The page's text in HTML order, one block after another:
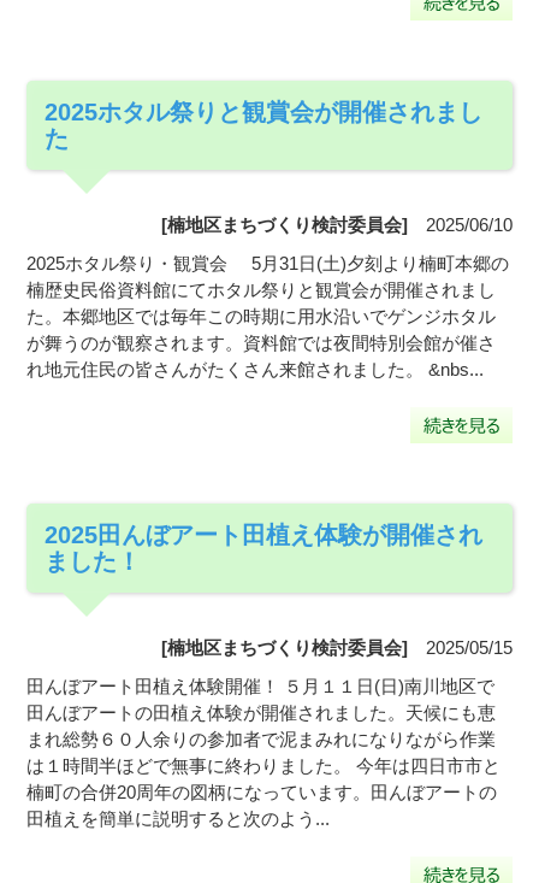
2025ホタル祭りと観賞会が開催されまし
た
[楠地区まちづくり検討委員会] 2025/06/10
2025ホタル祭り・観賞会 5月31日(土)夕刻より楠町本郷の
楠歴史民俗資料館にてホタル祭りと観賞会が開催されまし
た。本郷地区では毎年この時期に用水沿いでゲンジホタル
が舞うのが観察されます。資料館では夜間特別会館が催さ
れ地元住民の皆さんがたくさん来館されました。 &nbs...
2025田んぼアート田植え体験が開催され
ました！
[楠地区まちづくり検討委員会] 2025/05/15
田んぼアート田植え体験開催！ ５月１１日(日)南川地区で
田んぼアートの田植え体験が開催されました。天候にも恵
まれ総勢６０人余りの参加者で泥まみれになりながら作業
は１時間半ほどで無事に終わりました。 今年は四日市市と
楠町の合併20周年の図柄になっています。田んぼアートの
田植えを簡単に説明すると次のよう...